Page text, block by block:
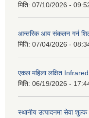
मिति: 07/10/2026 -
आन्तरिक आय संकलन गर्न
मिति: 07/04/2026 -
एकल महिला लक्षित Infrared
मिति: 06/19/2026 -
स्थानीय उत्पादनमा सेवा